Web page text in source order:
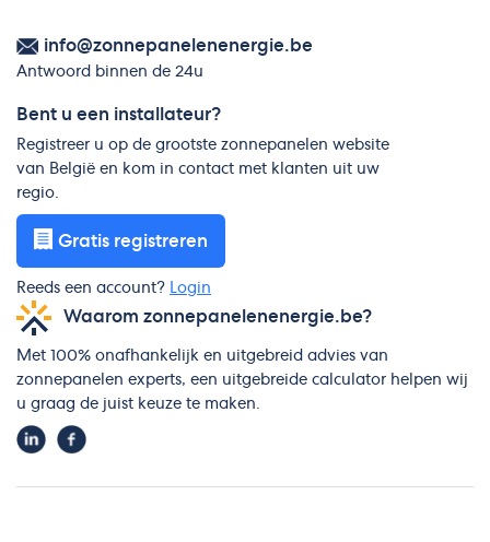
info@zonnepanelenenergie.be
Antwoord binnen de 24u
Bent u een installateur?
Registreer u op de grootste zonnepanelen website
van België en kom in contact met klanten uit uw
regio.
Gratis registreren
Reeds een account? Login
Waarom zonnepanelenenergie.be?
Met 100% onafhankelijk en uitgebreid advies van
zonnepanelen experts, een uitgebreide calculator helpen wij
u graag de juist keuze te maken.